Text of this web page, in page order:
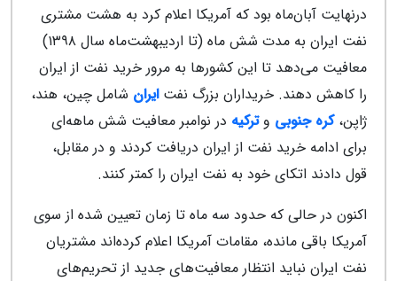
درنهایت آبان‌ماه بود که آمریکا اعلام کرد به هشت مشتری
نفت ایران به مدت شش ماه (تا اردیبهشت‌ماه سال ۱۳۹۸)
معافیت می‌دهد تا این کشورها به مرور خرید نفت از ایران
را کاهش دهند. خریداران بزرگ نفتایران شامل چین، هند،
ژاپن،کره جنوبی وترکیه در نوامبر معافیت شش ماهه‌ای
برای ادامه خرید نفت از ایران دریافت کردند و در مقابل،
قول دادند اتکای خود به نفت ایران را کمتر کنند.
اکنون در حالی که حدود سه ماه تا زمان تعیین شده از سوی
آمریکا باقی مانده، مقامات آمریکا اعلام کرده‌اند مشتریان
نفت ایران نباید انتظار معافیت‌های جدید از تحریم‌های